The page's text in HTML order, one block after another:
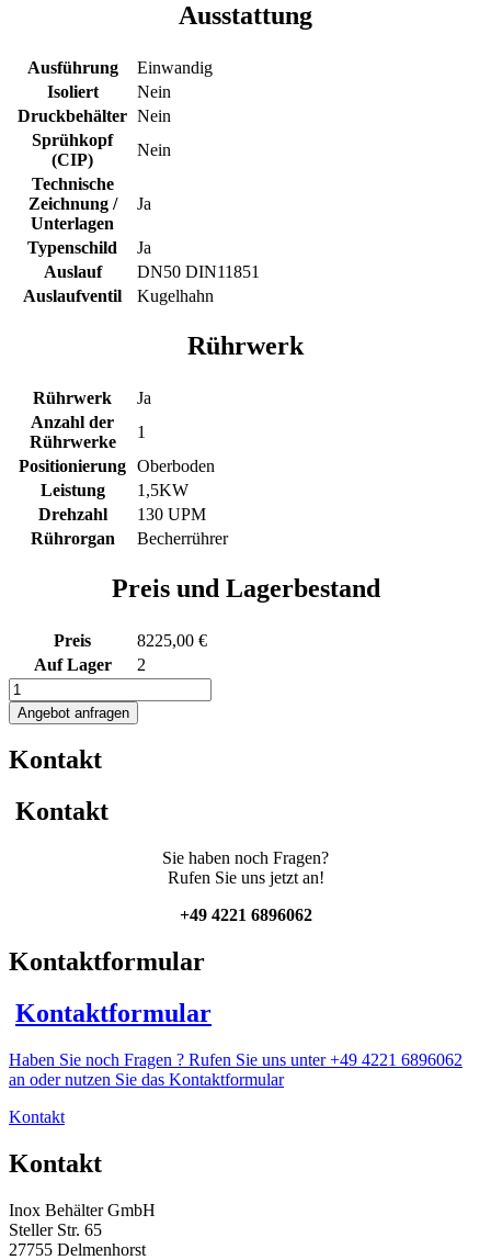
Ausstattung
Ausführung
Einwandig
Isoliert
Nein
Druckbehälter Nein
Sprühkopf
(CIP)
Nein
Technische
Zeichnung /
Unterlagen
Ja
Typenschild
Ja
Auslauf
DN50 DIN11851
Auslaufventil
Kugelhahn
Rührwerk
Rührwerk
Ja
Anzahl der
Rührwerke
1
Positionierung Oberboden
Leistung
1,5KW
Drehzahl
130 UPM
Rührorgan
Becherrührer
Preis und Lagerbestand
Preis
8225,00 €
Auf Lager
2
1748L
Edelstahl
Rührwerksbehälter
Becherrührwerk
Angebot anfragen
Kontakt
Kontakt
Sie haben noch Fragen?
Rufen Sie uns jetzt an!
+49 4221 6896062
Kontaktformular
Kontaktformular
Haben Sie noch Fragen ? Rufen Sie uns unter +49 4221 6896062
an oder nutzen Sie das Kontaktformular
Kontakt
Kontakt
Inox Behälter GmbH
Steller Str. 65
27755 Delmenhorst